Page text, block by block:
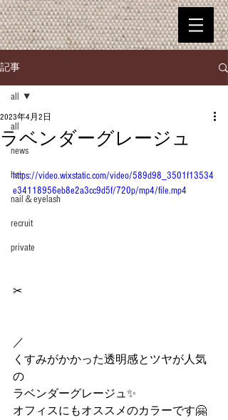
記事
all
news
hair
nail＆eyelash
recruit
private
all
ラベンダーグレージュ
2023年4月2日
https://video.wixstatic.com/video/589d98_3501f13534
e34118956eb8e2a3cc9d5f/720p/mp4/file.mp4
✂︎
／
くすみがかかった透明感とツヤが人気
の
ラベンダーグレージュ✨
オフィスにもオススメのカラーです🤗